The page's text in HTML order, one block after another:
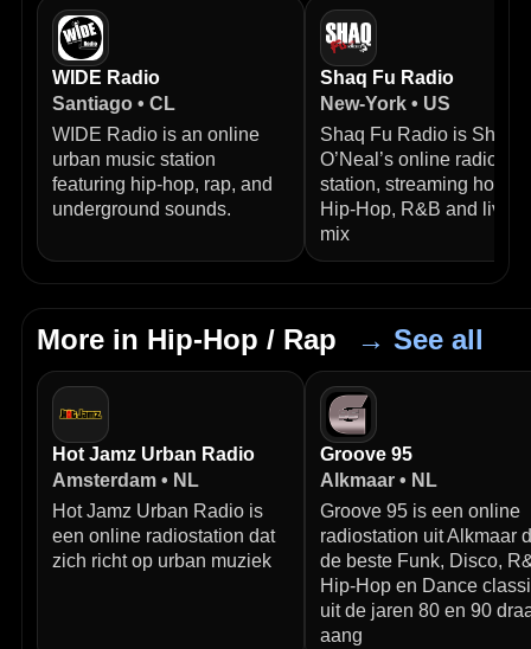
WIDE Radio
Santiago • CL
WIDE Radio is an online
urban music station
featuring hip-hop, rap, and
underground sounds.
Shaq Fu Radio
New-York • US
Shaq Fu Radio is
O’Neal’s online radio
station, streaming hot
Hip‑Hop, R&B and live
mix
More in Hip-Hop / Rap → See all
Hot Jamz Urban Radio
Amsterdam • NL
Hot Jamz Urban Radio is
een online radiostation dat
zich richt op urban muziek
Groove 95
Alkmaar • NL
Groove 95 is een online
radiostation uit Alkmaar
de beste Funk, Disco,
Hip-Hop en Dance
uit de jaren 80 en 90
aang